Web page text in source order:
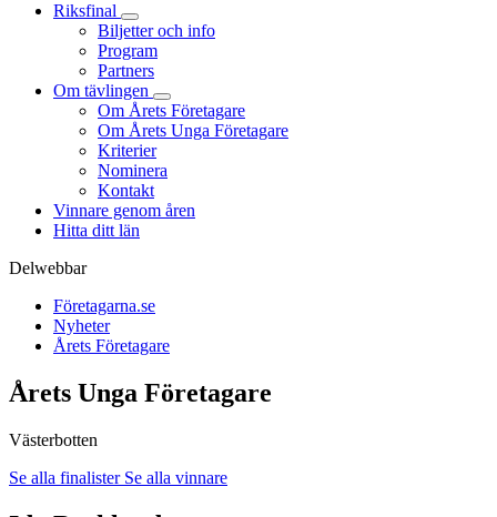
Riksfinal
Biljetter och info
Program
Partners
Om tävlingen
Om Årets Företagare
Om Årets Unga Företagare
Kriterier
Nominera
Kontakt
Vinnare genom åren
Hitta ditt län
Delwebbar
Företagarna.se
Nyheter
Årets Företagare
Årets Unga Företagare
Västerbotten
Se alla finalister Se alla vinnare